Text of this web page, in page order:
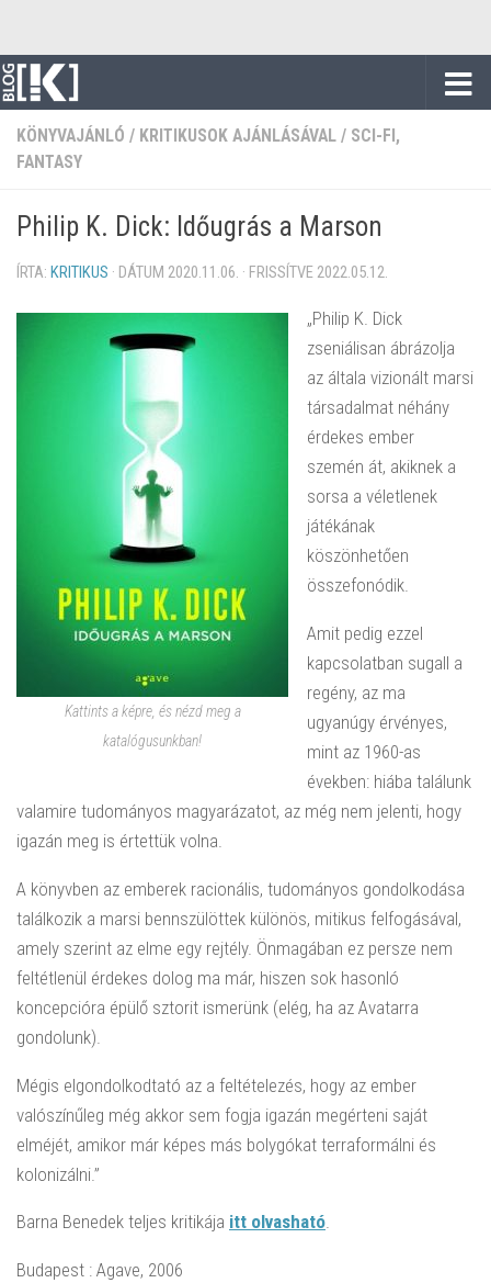
KÖNYVAJÁNLÓ / KRITIKUSOK AJÁNLÁSÁVAL / SCI-FI,
FANTASY
Philip K. Dick: Időugrás a Marson
ÍRTA: KRITIKUS · DÁTUM 2020.11.06. · FRISSÍTVE 2022.05.12.
Kattints a képre, és nézd meg a
katalógusunkban!
„Philip K. Dick
zseniálisan ábrázolja
az általa vizionált marsi
társadalmat néhány
érdekes ember
szemén át, akiknek a
sorsa a véletlenek
játékának
köszönhetően
összefonódik.
Amit pedig ezzel
kapcsolatban sugall a
regény, az ma
ugyanúgy érvényes,
mint az 1960-as
években: hiába találunk
valamire tudományos magyarázatot, az még nem jelenti, hogy
igazán meg is értettük volna.
A könyvben az emberek racionális, tudományos gondolkodása
találkozik a marsi bennszülöttek különös, mitikus felfogásával,
amely szerint az elme egy rejtély. Önmagában ez persze nem
feltétlenül érdekes dolog ma már, hiszen sok hasonló
koncepcióra épülő sztorit ismerünk (elég, ha az Avatarra
gondolunk).
Mégis elgondolkodtató az a feltételezés, hogy az ember
valószínűleg még akkor sem fogja igazán megérteni saját
elméjét, amikor már képes más bolygókat terraformálni és
kolonizálni.”
Barna Benedek teljes kritikája itt olvasható.
Budapest : Agave, 2006